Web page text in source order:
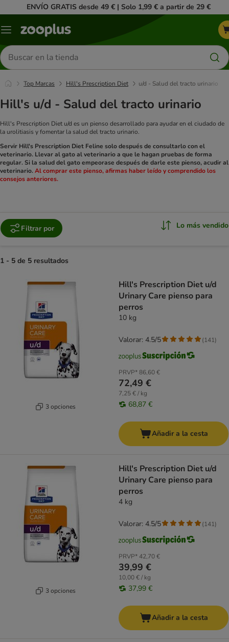
ENVÍO GRATIS desde 49 € | Solo 1,99 € a partir de 29 €
Menú
Buscar
productos
Top Marcas Hill's Prescription Diet u/d - Salud del tracto urinario
Hill's u/d - Salud del tracto urinario
Hill's Prescription Diet u/d es un pienso desarrollado para ayudar en el ciudado de
la urolitiasis y fomentar la salud del tracto urinario.
Servir Hill's Prescription Diet Feline solo después de consultarlo con el
veterinario. Llevar al gato al veterinario a que le hagan pruebas de forma
regular. Si la salud del gato empeorase después de darle este pienso, acudir al
veterinario.Al comprar este pienso, afirmas haber leído y comprendido los
consejos anteriores.
Filtrar por Lo más vendido
1 - 5 de 5 resultados
3 opciones
Hill's Prescription Diet u/d
Urinary Care pienso para
perros
10 kg
PRVP*86,60 €
72,49 €
7,25 € / kg
68,87 €
Valorar: 4.5/5 (141)
Añadir a la cesta
3 opciones
Hill's Prescription Diet u/d
Urinary Care pienso para
perros
4 kg
PRVP*42,70 €
39,99 €
10,00 € / kg
37,99 €
Valorar: 4.5/5 (141)
Añadir a la cesta